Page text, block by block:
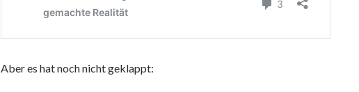
Aber es hat noch nicht geklappt: